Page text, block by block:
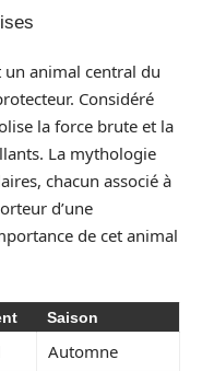
un animal central du
Considéré
la force brute et la
La mythologie
chacun associé à
d’une
de cet animal
Saison
Automne